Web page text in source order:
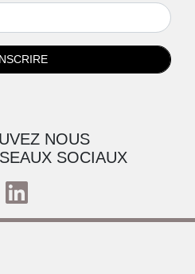
NOUS
SOCIAUX